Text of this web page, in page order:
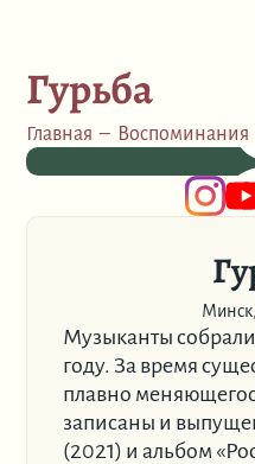
Гурьба
Главная – Воспоминания
Музыканты
году. За время
плавно
записаны и
(2021) и альбом